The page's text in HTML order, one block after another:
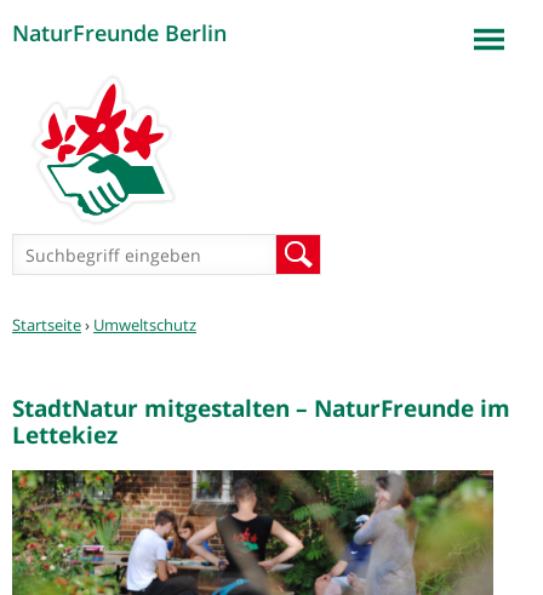
NaturFreunde Berlin
Suchformular
Sie
Startseite› Umweltschutz
StadtNatur mitgestalten – NaturFreunde im
Lettekiez